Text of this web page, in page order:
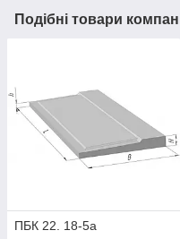
Подібні товари
ПБК 22. 18-5а